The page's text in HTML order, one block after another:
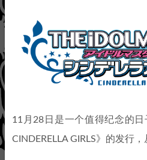
11月28日是一个值得纪念的日
CINDERELLA GIRLS》的发行